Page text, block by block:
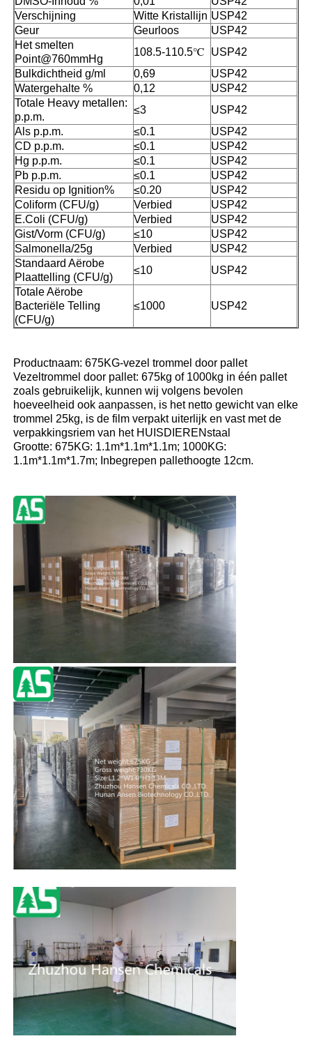
MSM Groothandel
Dimethyl Sulfoxide van DMSO
MSM-Supplement
MSM-Glucosaminechondroitin
Het Gezamenlijke Supplement van MSM voor Paarden
MSM-Haarpoeder
De Organische Zwavel van MSM
Verschijning
Witte Kristallijn USP42
Geur
Geurloos
USP42
Het smelten
Point@760mmHg
108.5-110.5℃
USP42
Bulkdichtheid g/ml
0,69
USP42
Watergehalte %
0,12
USP42
Totale Heavy metallen:
p.p.m.
≤3
USP42
Als p.p.m.
≤0.1
USP42
CD p.p.m.
≤0.1
USP42
Hg p.p.m.
≤0.1
USP42
Pb p.p.m.
≤0.1
USP42
Residu op Ignition%
≤0.20
USP42
Coliform (CFU/g)
Verbied
USP42
E.Coli (CFU/g)
Verbied
USP42
Gist/Vorm (CFU/g)
≤10
USP42
Salmonella/25g
Verbied
USP42
Standaard Aërobe
Plaattelling (CFU/g)
≤10
USP42
Totale Aërobe
Bacteriële Telling
(CFU/g)
≤1000 USP42
Productnaam: 675KG-vezel trommel door pallet
Vezeltrommel door pallet: 675kg of 1000kg in één pallet
zoals gebruikelijk, kunnen wij volgens bevolen
hoeveelheid ook aanpassen, is het netto gewicht van elke
trommel 25kg, is de film verpakt uiterlijk en vast met de
verpakkingsriem van het HUISDIERENstaal
Grootte: 675KG: 1.1m*1.1m*1.1m; 1000KG:
1.1m*1.1m*1.7m; Inbegrepen pallethoogte 12cm.